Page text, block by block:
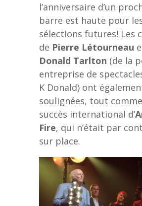
l’anniversaire d’un
barre est haute pour
sélections futures! Les
de Pierre Létourneau
Donald Tarlton (de la
entreprise de
K Donald) ont
soulignées, tout
succès international d’
Fire, qui n’était par
sur place.